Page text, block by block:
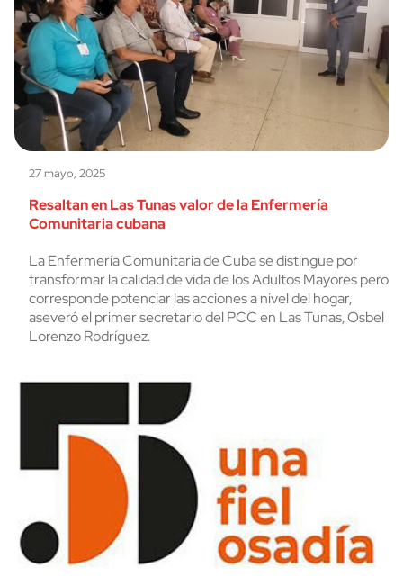
27 mayo, 2025
Resaltan en Las Tunas valor de la Enfermería
Comunitaria cubana
La Enfermería Comunitaria de Cuba se distingue por
transformar la calidad de vida de los Adultos Mayores pero
corresponde potenciar las acciones a nivel del hogar,
aseveró el primer secretario del PCC en Las Tunas, Osbel
Lorenzo Rodríguez.